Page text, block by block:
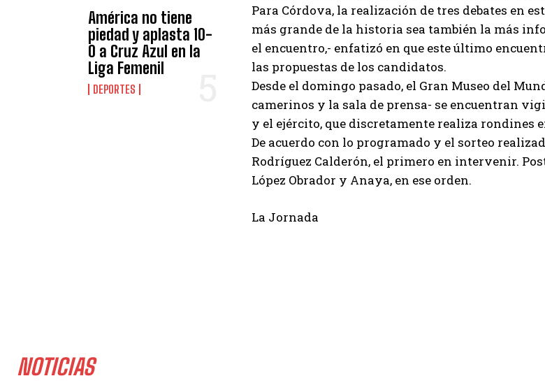
América no tiene
piedad y aplasta 10-
0 a Cruz Azul en la
Liga Femenil
DEPORTES
NOTICIAS
Para Córdova, la realización de tres debates en
más grande de la historia sea también la más
el encuentro,- enfatizó en que este último
las propuestas de los candidatos.
Desde el domingo pasado, el Gran Museo del
camerinos y la sala de prensa- se encuentran
y el ejército, que discretamente realiza rondines
De acuerdo con lo programado y el sorteo
Rodríguez Calderón, el primero en intervenir.
López Obrador y Anaya, en ese orden.
La Jornada